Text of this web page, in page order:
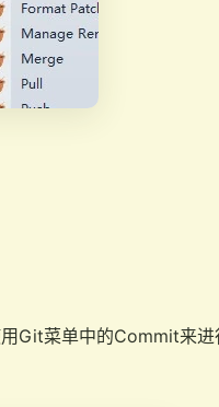
Git菜单中的Commit来进